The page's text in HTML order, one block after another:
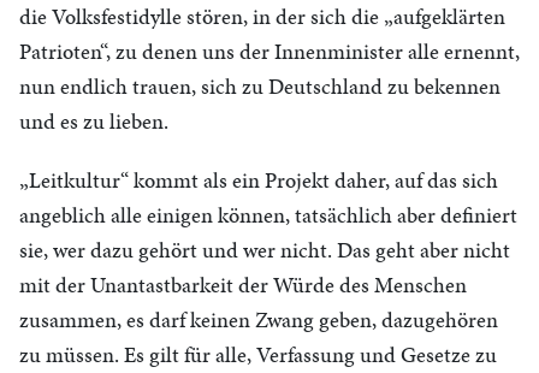
die Volksfestidylle stören, in der sich die „aufgeklärten
Patrioten“, zu denen uns der Innenminister alle ernennt,
nun endlich trauen, sich zu Deutschland zu bekennen
und es zu lieben.
„Leitkultur“ kommt als ein Projekt daher, auf das sich
angeblich alle einigen können, tatsächlich aber definiert
sie, wer dazu gehört und wer nicht. Das geht aber nicht
mit der Unantastbarkeit der Würde des Menschen
zusammen, es darf keinen Zwang geben, dazugehören
zu müssen. Es gilt für alle, Verfassung und Gesetze zu